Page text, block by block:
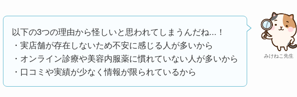
みけねこ先生
以下の3つの理由から怪しいと思われてしまうんだね...！
・実店舗が存在しないため不安に感じる人が多いから
・オンライン診療や美容内服薬に慣れていない人が多いから
・口コミや実績が少なく情報が限られているから